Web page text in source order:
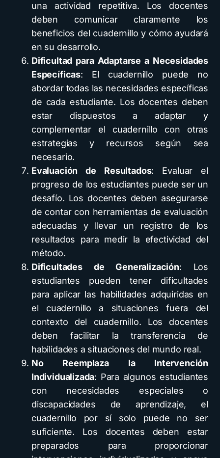
una actividad repetitiva. Los docentes
deben comunicar claramente los
beneficios del cuadernillo y cómo ayudará
en su desarrollo.
Dificultad para Adaptarse a Necesidades
Específicas: El cuadernillo puede no
abordar todas las necesidades específicas
de cada estudiante. Los docentes deben
estar dispuestos a adaptar y
complementar el cuadernillo con otras
estrategias y recursos según sea
necesario.
Evaluación de Resultados: Evaluar el
progreso de los estudiantes puede ser un
desafío. Los docentes deben asegurarse
de contar con herramientas de evaluación
adecuadas y llevar un registro de los
resultados para medir la efectividad del
método.
Dificultades de Generalización: Los
estudiantes pueden tener dificultades
para aplicar las habilidades adquiridas en
el cuadernillo a situaciones fuera del
contexto del cuadernillo. Los docentes
deben facilitar la transferencia de
habilidades a situaciones del mundo real.
No Reemplaza la Intervención
Individualizada: Para algunos estudiantes
con necesidades especiales o
discapacidades de aprendizaje, el
cuadernillo por sí solo puede no ser
suficiente. Los docentes deben estar
preparados para proporcionar